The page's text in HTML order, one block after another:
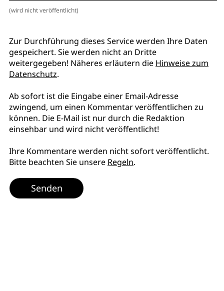
(wird nicht veröffentlicht)
Zur Durchführung dieses Service werden Ihre Daten
gespeichert. Sie werden nicht an Dritte
weitergegeben! Näheres erläutern die Hinweise zum
Datenschutz.
Ab sofort ist die Eingabe einer Email-Adresse
zwingend, um einen Kommentar veröffentlichen zu
können. Die E-Mail ist nur durch die Redaktion
einsehbar und wird nicht veröffentlicht!
Ihre Kommentare werden nicht sofort veröffentlicht.
Bitte beachten Sie unsere Regeln.
Senden